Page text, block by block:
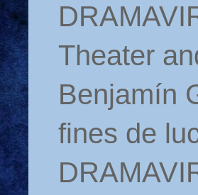
Theater
Benjamín
fines de